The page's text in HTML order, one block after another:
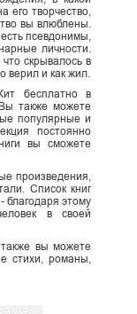
его творчество,
вы влюблены.
псевдонимы,
личности.
скрывалось в
верил и как жил.
бесплатно в
также можете
популярные и
постоянно
вы сможете
произведения,
Список книг
благодаря этому
в своей
вы можете
стихи, романы,